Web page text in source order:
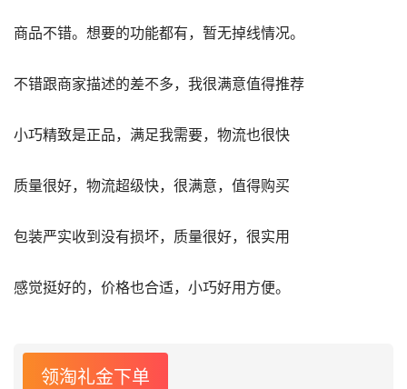
商品不错。想要的功能都有，暂无掉线情况。
不错跟商家描述的差不多，我很满意值得推荐
小巧精致是正品，满足我需要，物流也很快
质量很好，物流超级快，很满意，值得购买
包装严实收到没有损坏，质量很好，很实用
感觉挺好的，价格也合适，小巧好用方便。
领淘礼金下单